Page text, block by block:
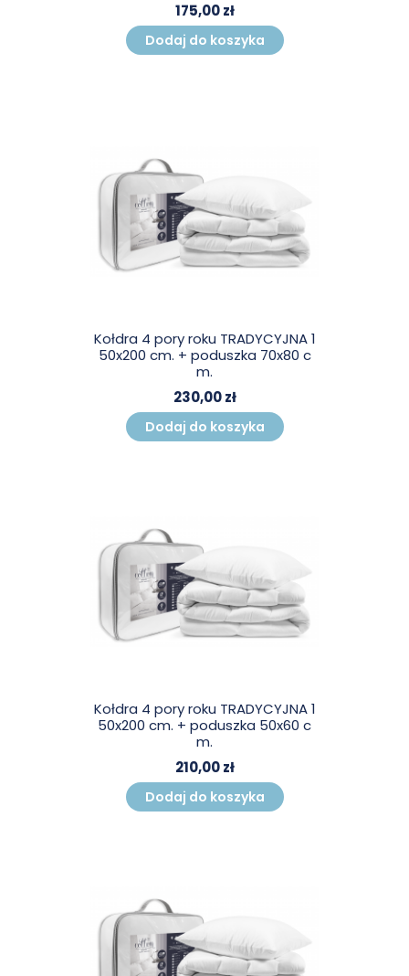
175,00 zł
Dodaj do koszyka
Kołdra 4 pory roku TRADYCYJNA 1
50x200 cm. + poduszka 70x80 c
m.
230,00 zł
Dodaj do koszyka
Kołdra 4 pory roku TRADYCYJNA 1
50x200 cm. + poduszka 50x60 c
m.
210,00 zł
Dodaj do koszyka